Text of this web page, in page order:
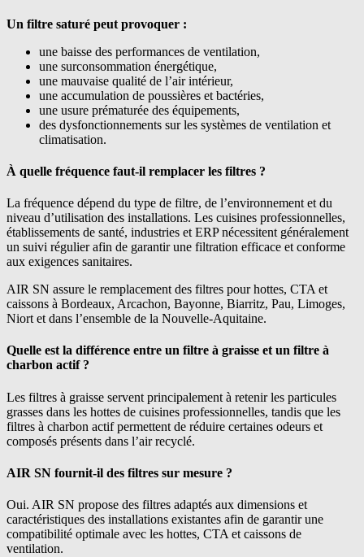
Un filtre saturé peut provoquer :
une baisse des performances de ventilation,
une surconsommation énergétique,
une mauvaise qualité de l’air intérieur,
une accumulation de poussières et bactéries,
une usure prématurée des équipements,
des dysfonctionnements sur les systèmes de ventilation et
climatisation.
À quelle fréquence faut-il remplacer les filtres ?
La fréquence dépend du type de filtre, de l’environnement et du
niveau d’utilisation des installations. Les cuisines professionnelles,
établissements de santé, industries et ERP nécessitent généralement
un suivi régulier afin de garantir une filtration efficace et conforme
aux exigences sanitaires.
AIR SN assure le remplacement des filtres pour hottes, CTA et
caissons à Bordeaux, Arcachon, Bayonne, Biarritz, Pau, Limoges,
Niort et dans l’ensemble de la Nouvelle-Aquitaine.
Quelle est la différence entre un filtre à graisse et un filtre à
charbon actif ?
Les filtres à graisse servent principalement à retenir les particules
grasses dans les hottes de cuisines professionnelles, tandis que les
filtres à charbon actif permettent de réduire certaines odeurs et
composés présents dans l’air recyclé.
AIR SN fournit-il des filtres sur mesure ?
Oui. AIR SN propose des filtres adaptés aux dimensions et
caractéristiques des installations existantes afin de garantir une
compatibilité optimale avec les hottes, CTA et caissons de
ventilation.